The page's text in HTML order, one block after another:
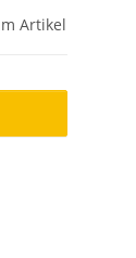
Artikel